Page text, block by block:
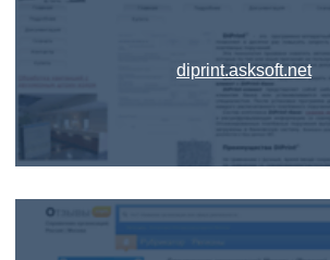
diprint.asksoft.net